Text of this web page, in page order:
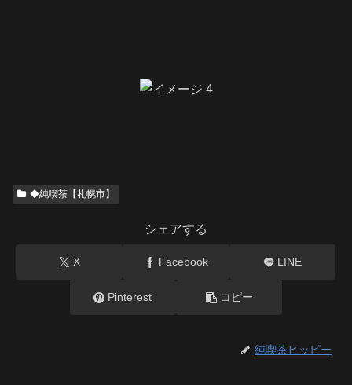
◆純喫茶【札幌市】
シェアする
X Facebook LINE
Pinterest コピー
純喫茶ヒッピー